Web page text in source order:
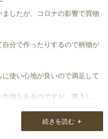
したが、コロナの影響で買物
分で作ったりするので柄物が
使い心地が良いので満足して
地もあるのですが、購入した
があれば購入したいです。
続きを読む +